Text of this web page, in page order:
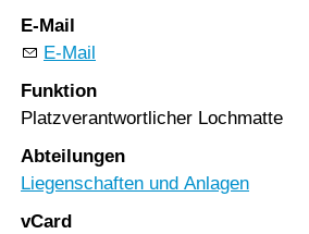
E-Mail
E-Mail
Funktion
Platzverantwortlicher Lochmatte
Abteilungen
Liegenschaften und Anlagen
vCard